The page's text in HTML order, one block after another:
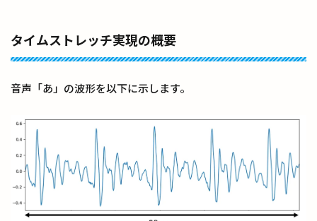
タイムストレッチ実現の概要
音声「あ」の波形を以下に示します。